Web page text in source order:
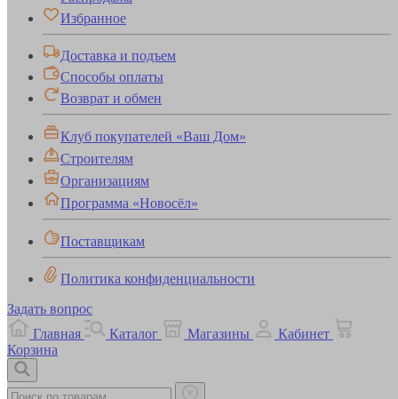
Избранное
Доставка и подъем
Способы оплаты
Возврат и обмен
Клуб покупателей «Ваш Дом»
Строителям
Организациям
Программа «Новосёл»
Поставщикам
Политика конфиденциальности
Задать вопрос
Главная
Каталог Магазины
Кабинет
Корзина